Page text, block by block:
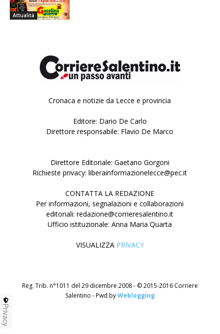
Attualità
Cronaca e notizie da Lecce e provincia
Editore: Dario De Carlo
Direttore responsabile: Flavio De Marco
Direttore Editoriale: Gaetano Gorgoni
Richieste privacy: liberainformazionelecce@pec.it
CONTATTA LA REDAZIONE
Per informazioni, segnalazioni e collaborazioni
editoriali: redazione@corrieresalentino.it
Ufficio istituzionale: Anna Maria Quarta
VISUALIZZA PRIVACY
Reg. Trib. n°1011 del 29 dicembre 2008 - © 2015-2016 Corriere
Salentino - Pwd byWeblogging
Privacy